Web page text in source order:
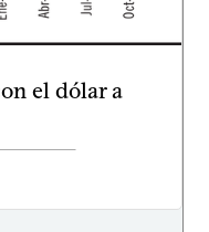
el dólar a